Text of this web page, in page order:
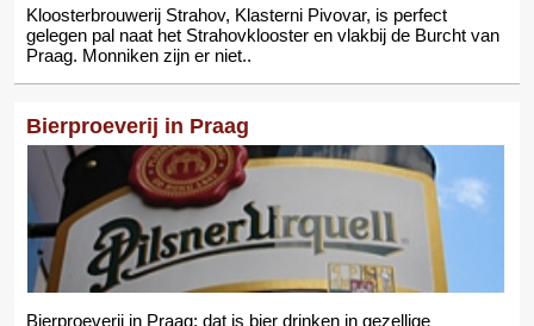
Kloosterbrouwerij Strahov, Klasterni Pivovar, is perfect
gelegen pal naat het Strahovklooster en vlakbij de Burcht van
Praag. Monniken zijn er niet..
Bierproeverij in Praag
Bierproeverij in Praag: dat is bier drinken in gezellige